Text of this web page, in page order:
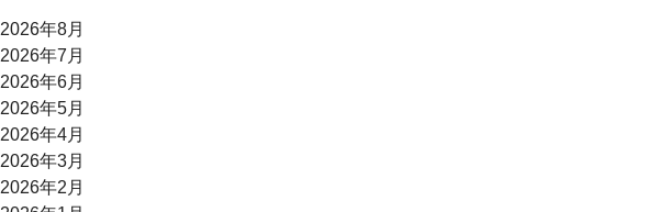
2026年8月
2026年7月
2026年6月
2026年5月
2026年4月
2026年3月
2026年2月